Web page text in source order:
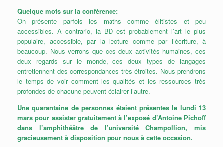
Quelque mots sur la conférence:
On présente parfois les maths comme élitistes et peu
accessibles. A contrario, la BD est probablement l’art le plus
populaire, accessible, par la lecture comme par l’écriture, à
beaucoup. Nous verrons que ces deux activités humaines, ces
deux regards sur le monde, ces deux types de langages
entretiennent des correspondances très étroites. Nous prendrons
le temps de voir comment les qualités et les ressources très
profondes de chacune peuvent éclairer l’autre.
Une quarantaine de personnes étaient présentes le lundi 13
mars pour assister gratuitement à l’exposé d’Antoine Pichoff
dans l’amphithéâtre de l’université Champollion, mis
gracieusement à disposition pour nous à cette occasion.